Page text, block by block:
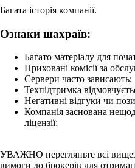
Багата історія компанії.
Ознаки шахраїв:
Багато матеріалу для
Приховані комісії за
Сервери часто зависають;
Техпідтримка
Негативні відгуки чи
Компанія заснована
ліцензії;
УВАЖНО перегляньте всі
вимоги до брокерів для